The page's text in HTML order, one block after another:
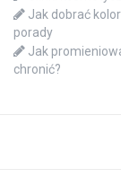
Jak dobrać
porady
Jak
chronić?